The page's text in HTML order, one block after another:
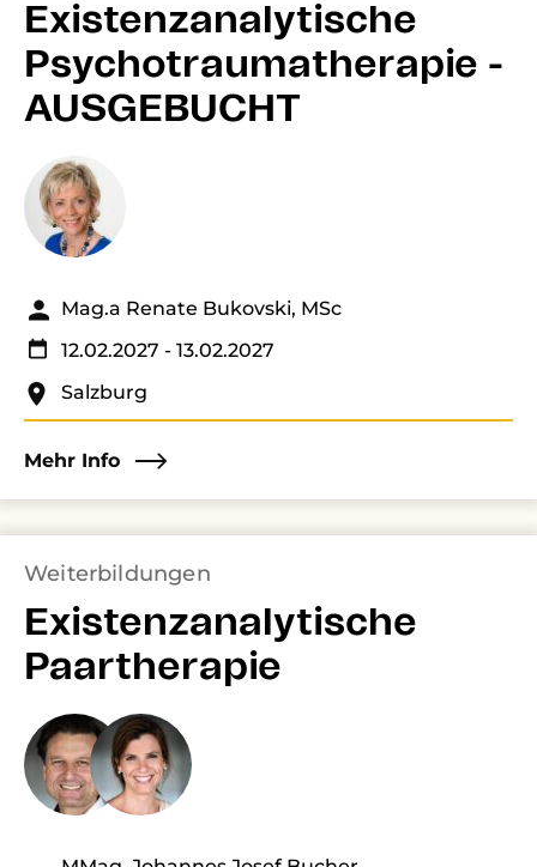
Existenzanalytische
Psychotraumatherapie -
AUSGEBUCHT
Mag.a Renate Bukovski, MSc
12.02.2027 - 13.02.2027
Salzburg
Mehr Info
Weiterbildungen
Existenzanalytische
Paartherapie